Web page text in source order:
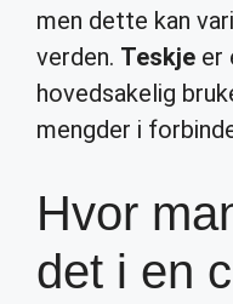
men dette kan
verden. Teskje er
hovedsakelig
mengder i
Hvor
det i en